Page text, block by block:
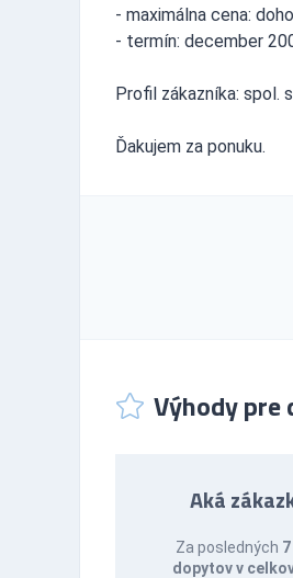
- maximálna cena:
- termín: december
Profil zákazníka: spol.
Ďakujem za ponuku.
Výhody
Aká
Za posledných
dopytov v